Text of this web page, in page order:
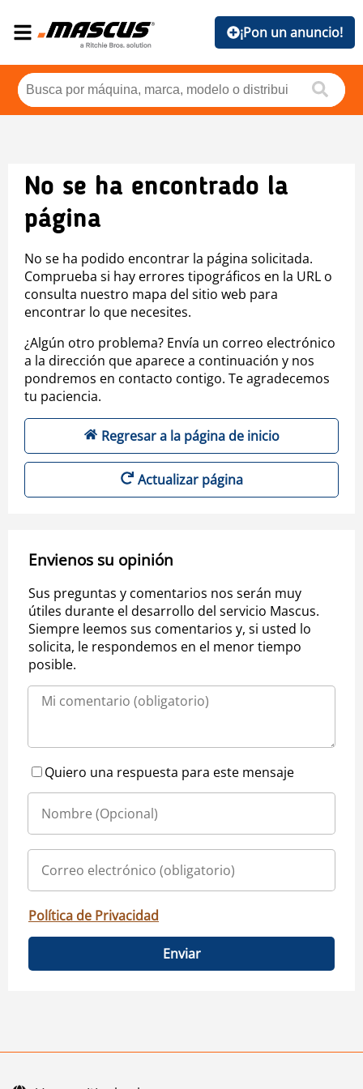
¡Pon un anuncio!
No se ha encontrado la
página
No se ha podido encontrar la página solicitada.
Comprueba si hay errores tipográficos en la URL o
consulta nuestro mapa del sitio web para
encontrar lo que necesites.
¿Algún otro problema? Envía un correo electrónico
a la dirección que aparece a continuación y nos
pondremos en contacto contigo. Te agradecemos
tu paciencia.
Regresar a la página de inicio
Actualizar página
Envienos su opinión
Sus preguntas y comentarios nos serán muy
útiles durante el desarrollo del servicio Mascus.
Siempre leemos sus comentarios y, si usted lo
solicita, le respondemos en el menor tiempo
posible.
Quiero una respuesta para este mensaje
Política de Privacidad
Enviar